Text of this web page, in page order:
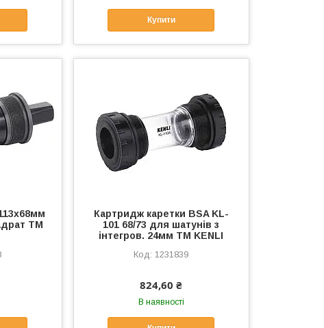
Купити
ТМ
Картридж каретки BSA KL-
101 68/73 для шатунiв з
iнтегров. 24мм ТМ KENLI
1231839
824,60 ₴
В наявності